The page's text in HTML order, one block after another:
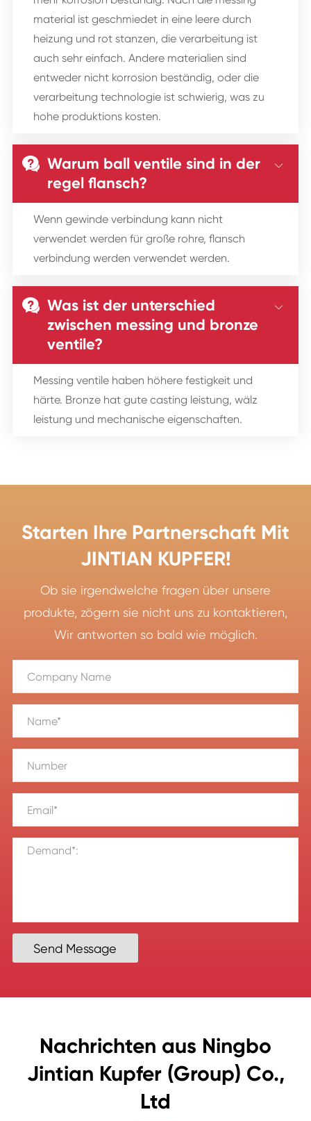
material ist geschmiedet in eine leere durch
heizung und rot stanzen, die verarbeitung ist
auch sehr einfach. Andere materialien sind
entweder nicht korrosion beständig, oder die
verarbeitung technologie ist schwierig, was zu
hohe produktions kosten.
 Warum ball ventile sind in der
regel flansch?

Wenn gewinde verbindung kann nicht
verwendet werden für große rohre, flansch
verbindung werden verwendet werden.
 Was ist der unterschied
zwischen messing und bronze
ventile?

Messing ventile haben höhere festigkeit und
härte. Bronze hat gute casting leistung, wälz
leistung und mechanische eigenschaften.
Starten Ihre Partnerschaft Mit
JINTIAN KUPFER!
Ob sie irgendwelche fragen über unsere
produkte, zögern sie nicht uns zu kontaktieren,
Wir antworten so bald wie möglich.
Send Message
Nachrichten aus Ningbo
Jintian Kupfer (Group) Co.,
Ltd